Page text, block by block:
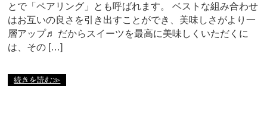
とで「ペアリング」とも呼ばれます。 ベストな組み合わせ
はお互いの良さを引き出すことができ、美味しさがより一
層アップ♬ だからスイーツを最高に美味しくいただくに
は、その […]
続きを読む≫